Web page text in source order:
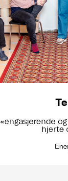
«engasjerende
hjerte